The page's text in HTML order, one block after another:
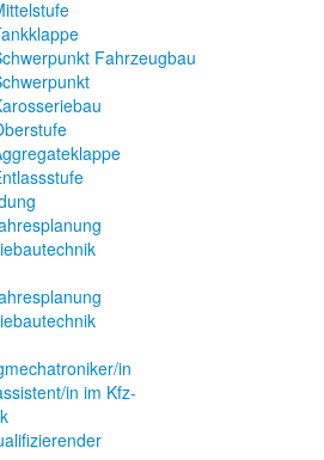
Fahrzeugbau
in
in im Kfz-